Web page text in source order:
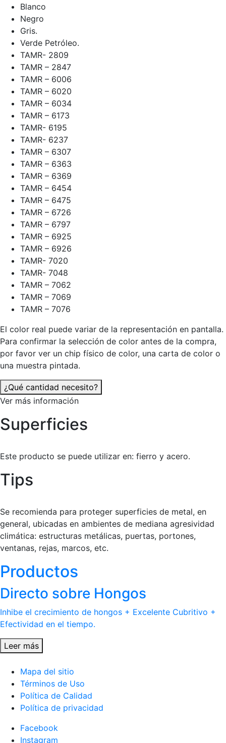
Blanco
Negro
Gris.
Verde Petróleo.
TAMR- 2809
TAMR – 2847
TAMR – 6006
TAMR – 6020
TAMR – 6034
TAMR – 6173
TAMR- 6195
TAMR- 6237
TAMR – 6307
TAMR – 6363
TAMR – 6369
TAMR – 6454
TAMR – 6475
TAMR – 6726
TAMR – 6797
TAMR – 6925
TAMR – 6926
TAMR- 7020
TAMR- 7048
TAMR – 7062
TAMR – 7069
TAMR – 7076
El color real puede variar de la representación en pantalla.
Para confirmar la selección de color antes de la compra,
por favor ver un chip físico de color, una carta de color o
una muestra pintada.
¿Qué cantidad necesito?
Ver más información
Superficies
Este producto se puede utilizar en: fierro y acero.
Tips
Se recomienda para proteger superficies de metal, en
general, ubicadas en ambientes de mediana agresividad
climática: estructuras metálicas, puertas, portones,
ventanas, rejas, marcos, etc.
Productos
Directo sobre Hongos
Inhibe el crecimiento de hongos + Excelente Cubritivo +
Efectividad en el tiempo.
Leer más
Mapa del sitio
Términos de Uso
Política de Calidad
Política de privacidad
Facebook
Instagram